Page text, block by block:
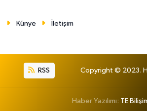
Künye İletişim
RSS Copyright © 2023.
Haber Yazılımı: TE